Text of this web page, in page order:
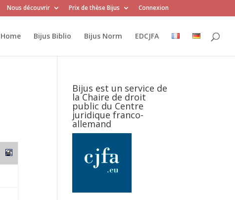
Nous découvrir Prix de thèse Bijus Connexion
Home Bijus Biblio Bijus Norm EDCJFA
Bijus est un service de
la Chaire de droit
public du Centre
juridique franco-
allemand